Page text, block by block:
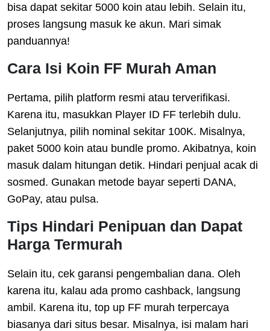
bisa dapat sekitar 5000 koin atau lebih. Selain itu,
proses langsung masuk ke akun. Mari simak
panduannya!
Cara Isi Koin FF Murah Aman
Pertama, pilih platform resmi atau terverifikasi.
Karena itu, masukkan Player ID FF terlebih dulu.
Selanjutnya, pilih nominal sekitar 100K. Misalnya,
paket 5000 koin atau bundle promo. Akibatnya, koin
masuk dalam hitungan detik. Hindari penjual acak di
sosmed. Gunakan metode bayar seperti DANA,
GoPay, atau pulsa.
Tips Hindari Penipuan dan Dapat
Harga Termurah
Selain itu, cek garansi pengembalian dana. Oleh
karena itu, kalau ada promo cashback, langsung
ambil. Karena itu, top up FF murah terpercaya
biasanya dari situs besar. Misalnya, isi malam hari